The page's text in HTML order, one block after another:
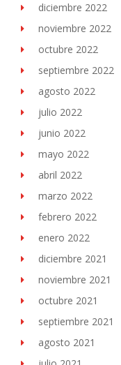
diciembre 2022
noviembre 2022
octubre 2022
septiembre 2022
agosto 2022
julio 2022
junio 2022
mayo 2022
abril 2022
marzo 2022
febrero 2022
enero 2022
diciembre 2021
noviembre 2021
octubre 2021
septiembre 2021
agosto 2021